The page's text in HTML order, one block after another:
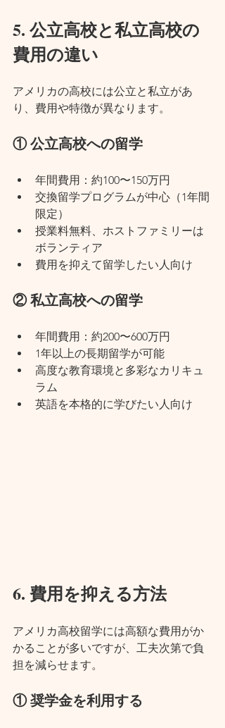
5. 公立高校と私立高校の
費用の違い
アメリカの高校には公立と私立があ
り、費用や特徴が異なります。
① 公立高校への留学
年間費用：約100〜150万円
交換留学プログラムが中心（1年間
限定）
授業料無料、ホストファミリーは
ボランティア
費用を抑えて留学したい人向け
② 私立高校への留学
年間費用：約200〜600万円
1年以上の長期留学が可能
高度な教育環境と多彩なカリキュ
ラム
英語を本格的に学びたい人向け
6. 費用を抑える方法
アメリカ高校留学には高額な費用がか
かることが多いですが、工夫次第で負
担を減らせます。
① 奨学金を利用する